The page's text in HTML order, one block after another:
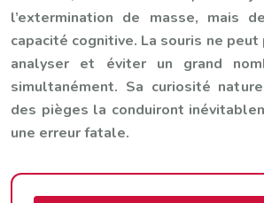
l’extermination de masse, mais
capacité cognitive. La souris ne
analyser et éviter un grand
simultanément. Sa curiosité
des pièges la conduiront
une erreur fatale.